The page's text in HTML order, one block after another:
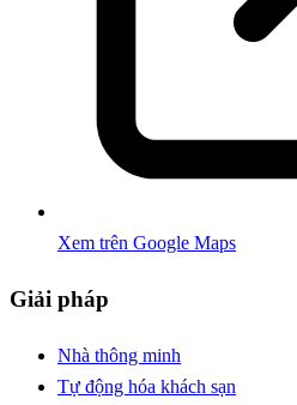
Xem trên Google Maps
Giải pháp
Nhà thông minh
Tự động hóa khách sạn